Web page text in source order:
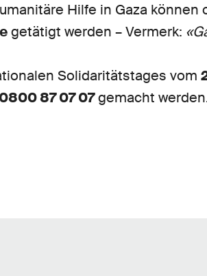
Hilfe in Gaza können
getätigt werden – Vermerk:
Solidaritätstages vom
0800 87 07 07gemacht